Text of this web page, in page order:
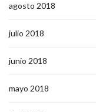
agosto 2018
julio 2018
junio 2018
mayo 2018